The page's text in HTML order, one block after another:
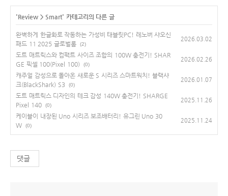
'Review > Smart' 카테고리의 다른 글
완벽하게 한글화로 작동하는 가성비 태블릿PC! 레노버 샤오신
패드 11 2025 글로벌롬
(2)
2026.03.02
도트 매트릭스와 컴팩트 사이즈 조합의 100W 충전기! SHAR
GE 픽셀 100(Pixel 100)
(0)
2026.02.26
캐주얼 감성으로 돌아온 새로운 S 시리즈 스마트워치! 블랙샤
크(BlackShark) S3
(0)
2026.01.07
도트 매트릭스 디자인의 테크 감성 140W 충전기! SHARGE
Pixel 140
(0)
2025.11.26
케이블이 내장된 Uno 시리즈 보조배터리! 유그린 Uno 30
W
(0)
2025.11.24
댓글